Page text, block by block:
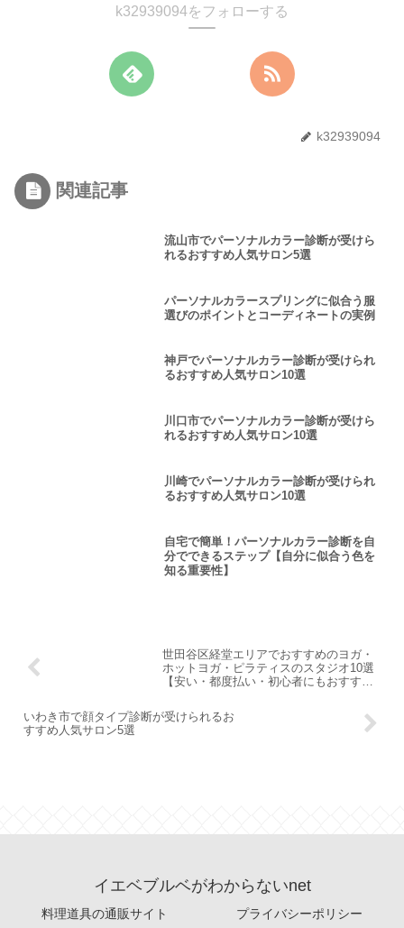
k32939094をフォローする
k32939094
関連記事
流山市でパーソナルカラー診断が受けら
れるおすすめ人気サロン5選
パーソナルカラースプリングに似合う服
選びのポイントとコーディネートの実例
神戸でパーソナルカラー診断が受けられ
るおすすめ人気サロン10選
川口市でパーソナルカラー診断が受けら
れるおすすめ人気サロン10選
川崎でパーソナルカラー診断が受けられ
るおすすめ人気サロン10選
自宅で簡単！パーソナルカラー診断を自
分でできるステップ【自分に似合う色を
知る重要性】
世田谷区経堂エリアでおすすめのヨガ・
ホットヨガ・ピラティスのスタジオ10選
【安い・都度払い・初心者にもおすすめ
いわき市で顔タイプ診断が受けられるお
すすめ人気サロン5選
イエベブルベがわからないnet
料理道具の通販サイト プライバシーポリシー